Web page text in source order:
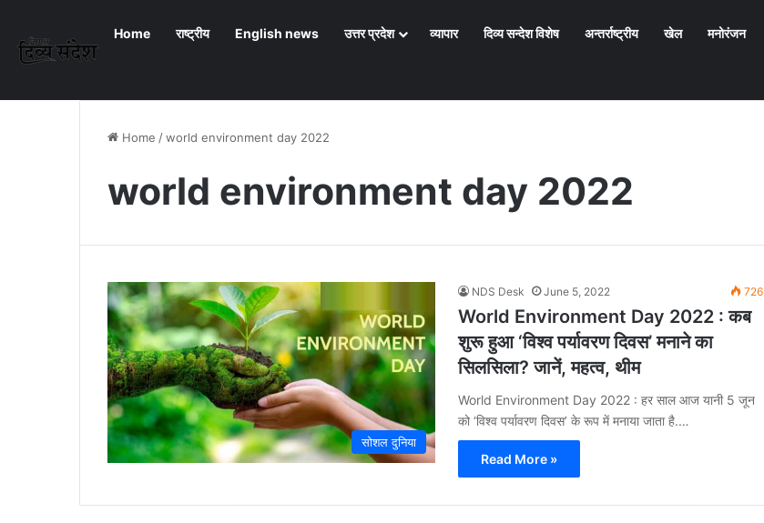
Home राष्ट्रीय English news उत्तर प्रदेश व्यापार दिव्य सन्देश विशेष अन्तर्राष्ट्रीय खेल मनोरंजन
Home /world environment day 2022
world environment day 2022
सोशल दुनिया
NDS Desk June 5, 2022 726
World Environment Day 2022 : कब
शुरू हुआ ‘विश्व पर्यावरण दिवस’ मनाने का
सिलसिला? जानें, महत्व, थीम
World Environment Day 2022 : हर साल आज यानी 5 जून
को ‘विश्व पर्यावरण दिवस’ के रूप में मनाया जाता है.…
Read More »